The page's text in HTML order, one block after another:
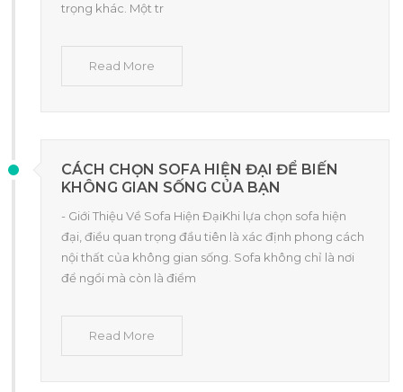
trọng khác. Một tr
Read More
CÁCH CHỌN SOFA HIỆN ĐẠI ĐỂ BIẾN
KHÔNG GIAN SỐNG CỦA BẠN
- Giới Thiệu Về Sofa Hiện ĐạiKhi lựa chọn sofa hiện
đại, điều quan trọng đầu tiên là xác định phong cách
nội thất của không gian sống. Sofa không chỉ là nơi
để ngồi mà còn là điểm
Read More